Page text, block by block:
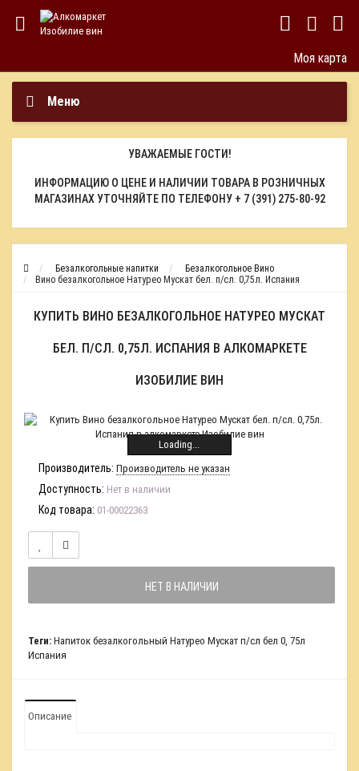
Моя карта
Меню
УВАЖАЕМЫЕ ГОСТИ!
ИНФОРМАЦИЮ О ЦЕНЕ И НАЛИЧИИ ТОВАРА В РОЗНИЧНЫХ
МАГАЗИНАХ УТОЧНЯЙТЕ ПО ТЕЛЕФОНУ + 7 (391) 275-80-92
Безалкогольные напитки
Безалкогольное Вино
Вино безалкогольное Натурео Мускат бел. п/сл. 0,75л. Испания
КУПИТЬ ВИНО БЕЗАЛКОГОЛЬНОЕ НАТУРЕО МУСКАТ
БЕЛ. П/СЛ. 0,75Л. ИСПАНИЯ В АЛКОМАРКЕТЕ
ИЗОБИЛИЕ ВИН
Loading...
Производитель: Производитель не указан
Доступность: Нет в наличии
Код товара: 01-00022363
НЕТ В НАЛИЧИИ
Теги: Напиток безалкогольный Натурео Мускат п/сл бел 0, 75л
Испания
Описание